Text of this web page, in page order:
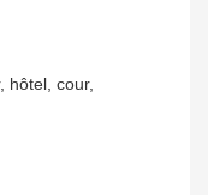
hôtel, cour,